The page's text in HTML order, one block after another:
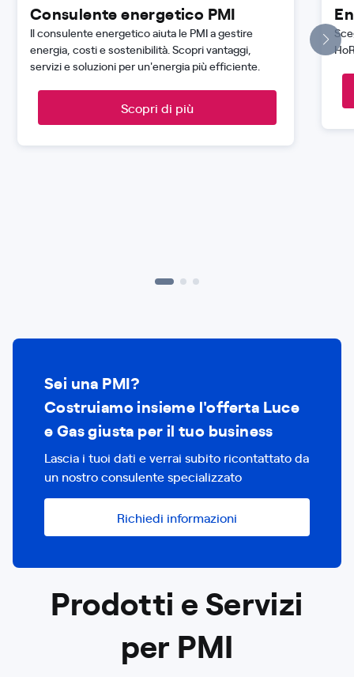
Consulente energetico PMI
Il consulente energetico aiuta le PMI a gestire
energia, costi e sostenibilità. Scopri vantaggi,
servizi e soluzioni per un'energia più efficiente.
Scopri di più
Sei una PMI?
Costruiamo insieme l'offerta Luce
e Gas giusta per il tuo business
Lascia i tuoi dati e verrai subito ricontattato da
un nostro consulente specializzato
Richiedi informazioni
Prodotti e Servizi
per PMI